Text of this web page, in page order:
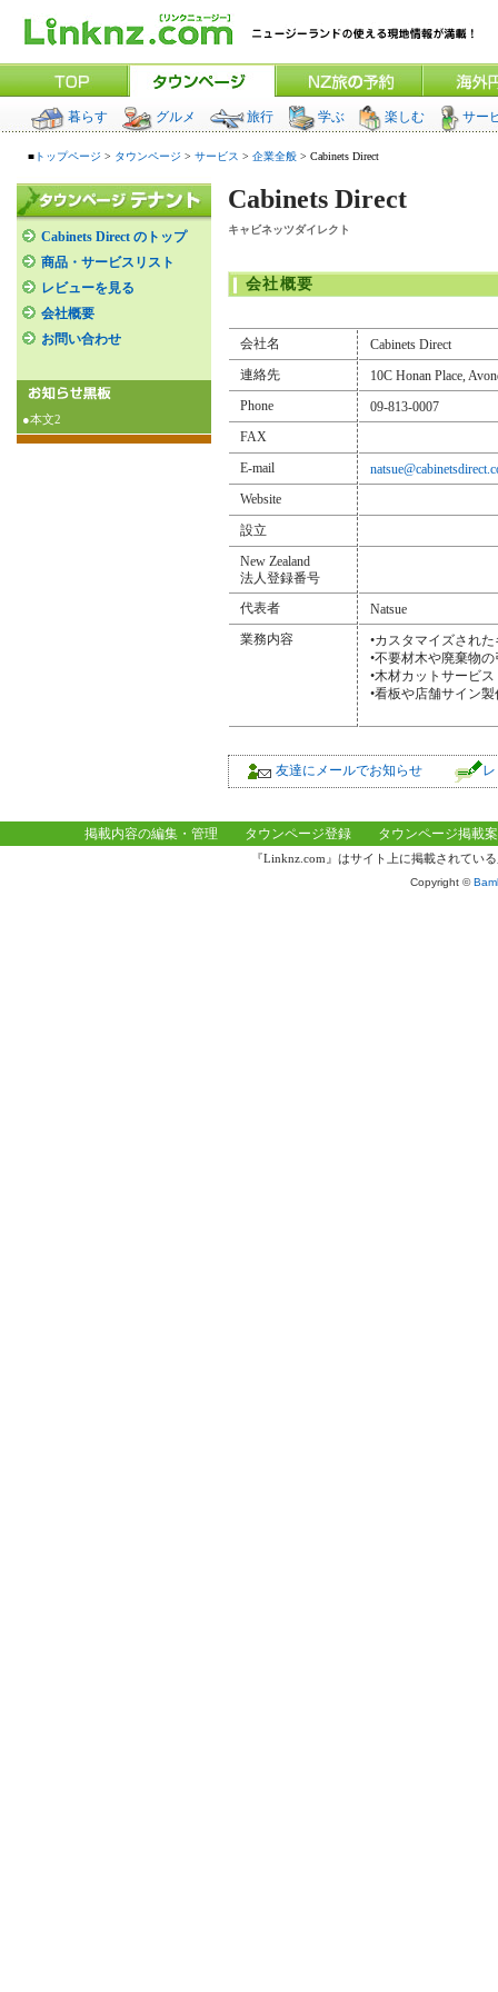
暮らす グルメ 旅行 学ぶ 楽しむ サー
■ トップページ > タウンページ > サービス > 企業全般 > Cabinets Direct
Cabinets Direct のトップ
商品・サービスリスト
レビューを見る
会社概要
お問い合わせ
●本文2
Cabinets Direct
キャビネッツダイレクト
会社概要
会社名
Cabinets Direct
連絡先
10C Honan Place,
Phone
09-813-0007
FAX
E-mail
Website
設立
New Zealand
法人登録番号
代表者
Natsue
業務内容
•カスタマイズされ
•不要材木や廃棄物
•木材カットサービス
•看板や店舗サイン製
友達にメールでお知らせ
掲載内容の編集・管理 タウンページ登録 タウンページ掲載
『Linknz.com』はサイト上に掲載されてい
Copyright ©